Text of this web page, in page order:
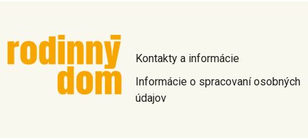
Kontakty a informácie
Informácie o spracovaní osobných
údajov